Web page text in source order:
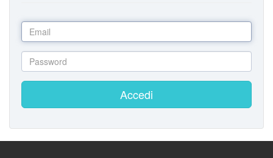
Accedi